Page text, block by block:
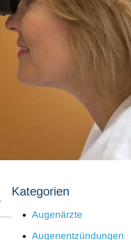
Kategorien
Augenärzte
Augenentzündungen